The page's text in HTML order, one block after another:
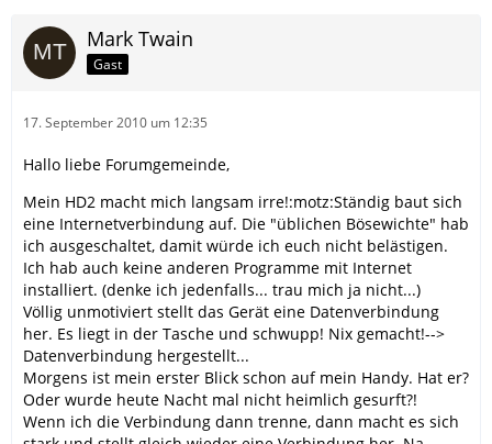
Mark Twain
Gast
17. September 2010 um 12:35
Hallo liebe Forumgemeinde,
Mein HD2 macht mich langsam irre!:motz:Ständig baut sich
eine Internetverbindung auf. Die "üblichen Bösewichte" hab
ich ausgeschaltet, damit würde ich euch nicht belästigen.
Ich hab auch keine anderen Programme mit Internet
installiert. (denke ich jedenfalls... trau mich ja nicht...)
Völlig unmotiviert stellt das Gerät eine Datenverbindung
her. Es liegt in der Tasche und schwupp! Nix gemacht!-->
Datenverbindung hergestellt...
Morgens ist mein erster Blick schon auf mein Handy. Hat er?
Oder wurde heute Nacht mal nicht heimlich gesurft?!
Wenn ich die Verbindung dann trenne, dann macht es sich